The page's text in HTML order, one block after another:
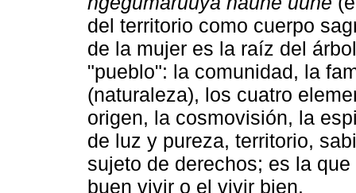
del territorio como cuerpo
de la mujer es la raíz del
"pueblo": la comunidad, la
(naturaleza), los cuatro
origen, la cosmovisión, la
de luz y pureza, territorio,
sujeto de derechos; es la
buen vivir o el vivir bien.